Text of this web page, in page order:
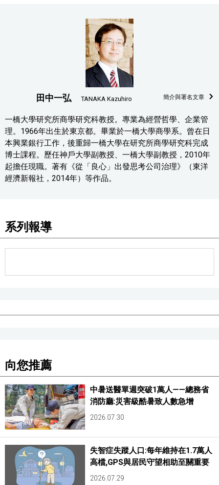
田中一弘 TANAKA Kazuhiro 簡介與署名文章
一橋大學研究所商學研究科教授。專業為經營哲學、企業管
理。1966年出生於東京都。畢業於一橋大學商學系。曾在日
本興業銀行工作，後重歸一橋大學在研究所商學研究科完成
博士課程。歷任神戶大學副教授、一橋大學副教授，2010年
起擔任現職。著有《從「良心」出發思考公司治理》（東洋
經濟新報社，2014年）等作品。
系列報導
向您推薦
中暑送醫單週突破1萬人——總務省
消防廳:災害級酷暑致人數急增
2026.07.30
失智症失蹤人口:每年維持在1.7萬人
高檔,GPS與居民守望相助至關重要
2026.07.29